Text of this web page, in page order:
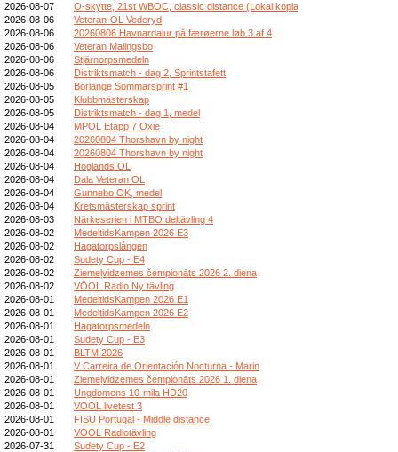
2026-08-07
O-skytte, 21st WBOC, classic distance (Lokal kopia
2026-08-06
Veteran-OL Vederyd
2026-08-06
20260806 Havnardalur på færøerne løb 3 af 4
2026-08-06
Veteran Malingsbo
2026-08-06
Stjärnorpsmedeln
2026-08-06
Distriktsmatch - dag 2, Sprintstafett
2026-08-05
Borlänge Sommarsprint #1
2026-08-05
Klubbmästerskap
2026-08-05
Distriktsmatch - dag 1, medel
2026-08-04
MPOL Etapp 7 Oxie
2026-08-04
20260804 Thorshavn by night
2026-08-04
20260804 Thorshavn by night
2026-08-04
Höglands OL
2026-08-04
Dala Veteran OL
2026-08-04
Gunnebo OK, medel
2026-08-04
Kretsmästerskap sprint
2026-08-03
Närkeserien i MTBO deltävling 4
2026-08-02
MedeltidsKampen 2026 E3
2026-08-02
Hagatorpslången
2026-08-02
Sudety Cup - E4
2026-08-02
Ziemeļvidzemes čempionāts 2026 2. diena
2026-08-02
VÖOL Radio Ny tävling
2026-08-01
MedeltidsKampen 2026 E1
2026-08-01
MedeltidsKampen 2026 E2
2026-08-01
Hagatorpsmedeln
2026-08-01
Sudety Cup - E3
2026-08-01
BLTM 2026
2026-08-01
V Carreira de Orientación Nocturna - Marin
2026-08-01
Ziemeļvidzemes čempionāts 2026 1. diena
2026-08-01
Ungdomens 10-mila HD20
2026-08-01
VOOL livetest 3
2026-08-01
FISU Portugal - Middle distance
2026-08-01
VOOL Radiotävling
2026-07-31
Sudety Cup - E2